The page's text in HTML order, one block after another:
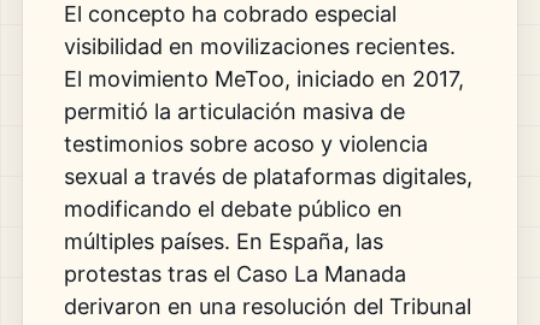
El concepto ha cobrado especial
visibilidad en movilizaciones recientes.
El movimiento MeToo, iniciado en 2017,
permitió la articulación masiva de
testimonios sobre acoso y violencia
sexual a través de plataformas digitales,
modificando el debate público en
múltiples países. En España, las
protestas tras el Caso La Manada
derivaron en una resolución del Tribunal